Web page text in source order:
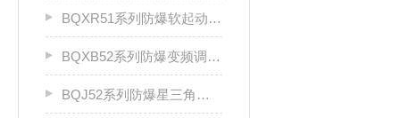
BQXR51系列防爆软起动器（ⅡB）
BQXB52系列防爆变频调速箱（II B）
BQJ52系列防爆星三角起动箱（Ⅱ B）